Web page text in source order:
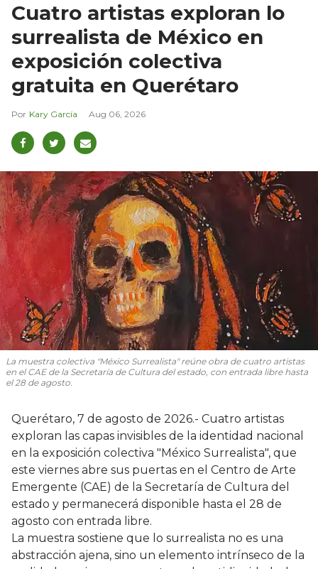
Cuatro artistas exploran lo
surrealista de México en
exposición colectiva
gratuita en Querétaro
Kary García Aug 06, 2026
La muestra colectiva "México Surrealista" reúne obra de cuatro artistas
en el CAE de la Secretaría de Cultura del estado, con entrada libre hasta
el 28 de agosto.
Querétaro, 7 de agosto de 2026.- Cuatro artistas
exploran las capas invisibles de la identidad nacional
en la exposición colectiva "México Surrealista", que
este viernes abre sus puertas en el Centro de Arte
Emergente (CAE) de la Secretaría de Cultura del
estado y permanecerá disponible hasta el 28 de
agosto con entrada libre.
La muestra sostiene que lo surrealista no es una
abstracción ajena, sino un elemento intrínseco de la